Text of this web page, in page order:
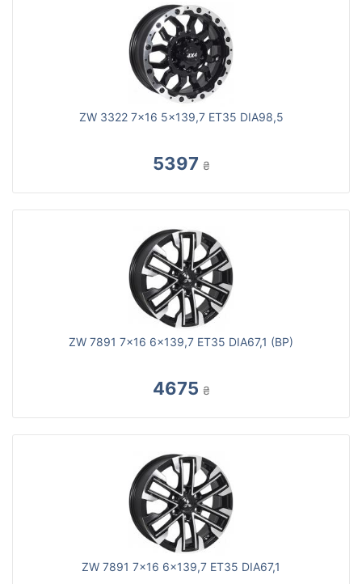
ZW 3322 7x16 5x139,7 ET35 DIA98,5
5397 ₴
ZW 7891 7x16 6x139,7 ET35 DIA67,1 (BP)
4675 ₴
ZW 7891 7x16 6x139,7 ET35 DIA67,1